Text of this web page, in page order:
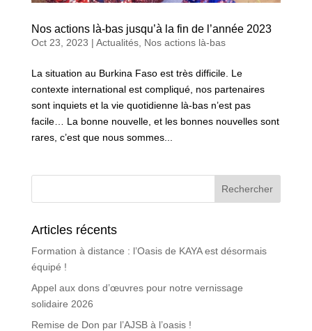
Nos actions là-bas jusqu’à la fin de l’année 2023
Oct 23, 2023 | Actualités, Nos actions là-bas
La situation au Burkina Faso est très difficile. Le
contexte international est compliqué, nos partenaires
sont inquiets et la vie quotidienne là-bas n’est pas
facile… La bonne nouvelle, et les bonnes nouvelles sont
rares, c’est que nous sommes...
Articles récents
Formation à distance : l’Oasis de KAYA est désormais
équipé !
Appel aux dons d’œuvres pour notre vernissage
solidaire 2026
Remise de Don par l’AJSB à l’oasis !